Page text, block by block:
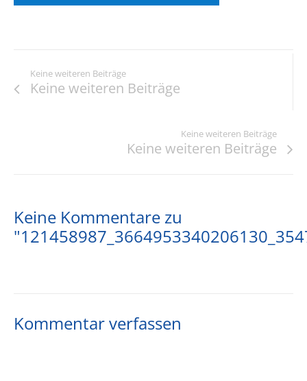
Keine weiteren Beiträge
Keine weiteren Beiträge
Keine weiteren Beiträge
Keine weiteren Beiträge
Keine Kommentare zu
Kommentar verfassen